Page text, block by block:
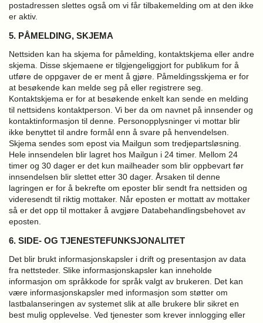
postadressen slettes også om vi får tilbakemelding om at den ikke
er aktiv.
5. PÅMELDING, SKJEMA
Nettsiden kan ha skjema for påmelding, kontaktskjema eller andre
skjema. Disse skjemaene er tilgjengeliggjort for publikum for å
utføre de oppgaver de er ment å gjøre. Påmeldingsskjema er for
at besøkende kan melde seg på eller registrere seg.
Kontaktskjema er for at besøkende enkelt kan sende en melding
til nettsidens kontaktperson. Vi ber da om navnet på innsender og
kontaktinformasjon til denne. Personopplysninger vi mottar blir
ikke benyttet til andre formål enn å svare på henvendelsen.
Skjema sendes som epost via Mailgun som tredjepartsløsning.
Hele innsendelen blir lagret hos Mailgun i 24 timer. Mellom 24
timer og 30 dager er det kun mailheader som blir oppbevart før
innsendelsen blir slettet etter 30 dager. Årsaken til denne
lagringen er for å bekrefte om eposter blir sendt fra nettsiden og
videresendt til riktig mottaker. Når eposten er mottatt av mottaker
så er det opp til mottaker å avgjøre Databehandlingsbehovet av
eposten.
6. SIDE- OG TJENESTEFUNKSJONALITET
Det blir brukt informasjonskapsler i drift og presentasjon av data
fra nettsteder. Slike informasjonskapsler kan inneholde
informasjon om språkkode for språk valgt av brukeren. Det kan
være informasjonskapsler med informasjon som støtter om
lastbalanseringen av systemet slik at alle brukere blir sikret en
best mulig opplevelse. Ved tjenester som krever innlogging eller